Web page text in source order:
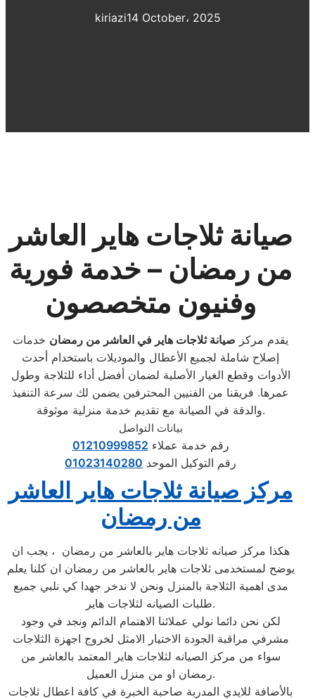
kiriazi14 October، 2025
صيانة ثلاجات هاير العاشر
من رمضان – خدمة فورية
وفنيون متخصصون
يقدم مركز صيانة ثلاجات هاير في العاشر من رمضان خدمات
إصلاح شاملة لجميع الأعطال والموديلات باستخدام أحدث
الأدوات وقطع الغيار الأصلية لضمان أفضل أداء للثلاجة وطول
عمرها. فريقنا من الفنيين المحترفين يضمن لك سرعة التنفيذ
والدقة في الصيانة مع تقديم خدمة منزلية موثوقة.
بيانات التواصل
رقم خدمة عملاء 01210999852
رقم التوكيل الموحد 01023140280
مركز صيانة ثلاجات هاير العاشر
من رمضان
هكذا مركز صيانه ثلاجات هاير بالعاشر من رمضان ، يجب ان
يوضح لمستخدمى ثلاجات هاير بالعاشر من رمضان ان كلنا يعلم
مدى اهمية الثلاجة بالمنزل ونحن لا ندخر جهدا كي نلبي جميع
طلبات الصيانه لثلاجات هاير.
لكن نحن دائما نولي عملائنا الاهتمام الدائم ونجد في وجود
مشرفي مراقبة الجودة الاختيار الامثل لخروج اجهزة الثلاجات
سواء من مركز الصيانه لثلاجات هاير المعتمد بالعاشر من
رمضان او من منزل العميل.
بالأضافة للايدي المدربة صاحبة الخبرة في كافة اعطال ثلاجات